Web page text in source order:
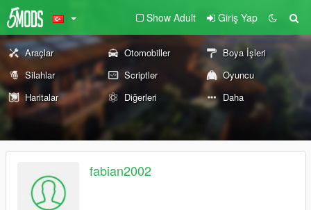
Show Adult Giriş Yap
Araçlar Otomobiller
Boya İşleri
Silahlar
Scriptler
Oyuncu
Haritalar
Diğerleri Daha
fabian2002